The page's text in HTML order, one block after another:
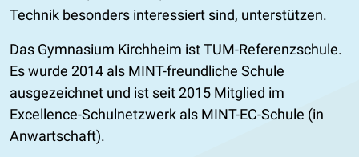
Technik besonders interessiert sind, unterstützen.
Das Gymnasium Kirchheim ist TUM-Referenzschule.
Es wurde 2014 als MINT-freundliche Schule
ausgezeichnet und ist seit 2015 Mitglied im
Excellence-Schulnetzwerk als MINT-EC-Schule (in
Anwartschaft).